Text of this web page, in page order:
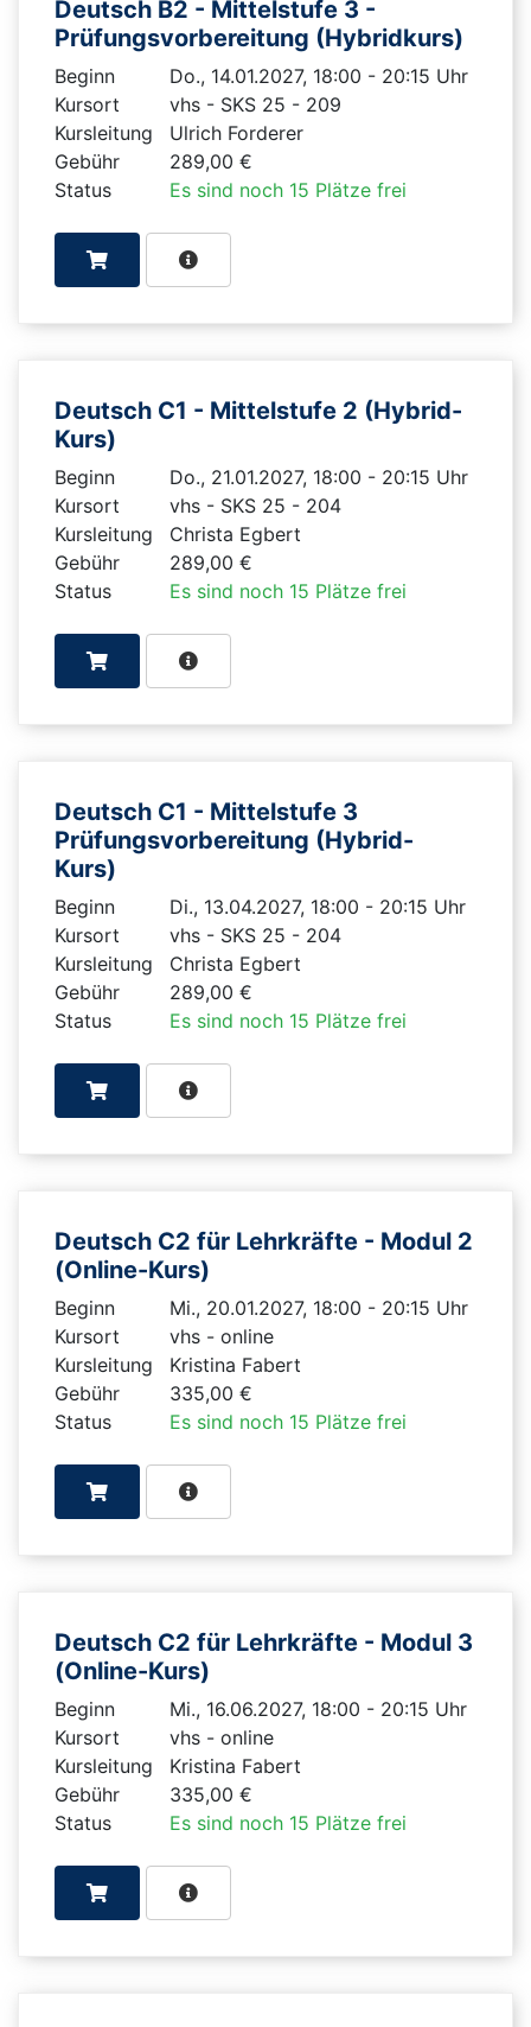
Deutsch B2 - Mittelstufe 3 -
Prüfungsvorbereitung (Hybridkurs)
Beginn
Do., 14.01.2027, 18:00 - 20:15 Uhr
Kursort
vhs - SKS 25 - 209
Kursleitung
Ulrich Forderer
Gebühr
289,00 €
Status
Es sind noch 15 Plätze frei
Deutsch C1 - Mittelstufe 2 (Hybrid-
Kurs)
Beginn
Do., 21.01.2027, 18:00 - 20:15 Uhr
Kursort
vhs - SKS 25 - 204
Kursleitung
Christa Egbert
Gebühr
289,00 €
Status
Es sind noch 15 Plätze frei
Deutsch C1 - Mittelstufe 3
Prüfungsvorbereitung (Hybrid-
Kurs)
Beginn
Di., 13.04.2027, 18:00 - 20:15 Uhr
Kursort
vhs - SKS 25 - 204
Kursleitung
Christa Egbert
Gebühr
289,00 €
Status
Es sind noch 15 Plätze frei
Deutsch C2 für Lehrkräfte - Modul 2
(Online-Kurs)
Beginn
Mi., 20.01.2027, 18:00 - 20:15 Uhr
Kursort
vhs - online
Kursleitung
Kristina Fabert
Gebühr
335,00 €
Status
Es sind noch 15 Plätze frei
Deutsch C2 für Lehrkräfte - Modul 3
(Online-Kurs)
Beginn
Mi., 16.06.2027, 18:00 - 20:15 Uhr
Kursort
vhs - online
Kursleitung
Kristina Fabert
Gebühr
335,00 €
Status
Es sind noch 15 Plätze frei